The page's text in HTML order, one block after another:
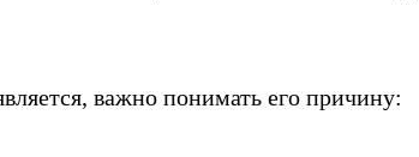
важно понимать его причину: